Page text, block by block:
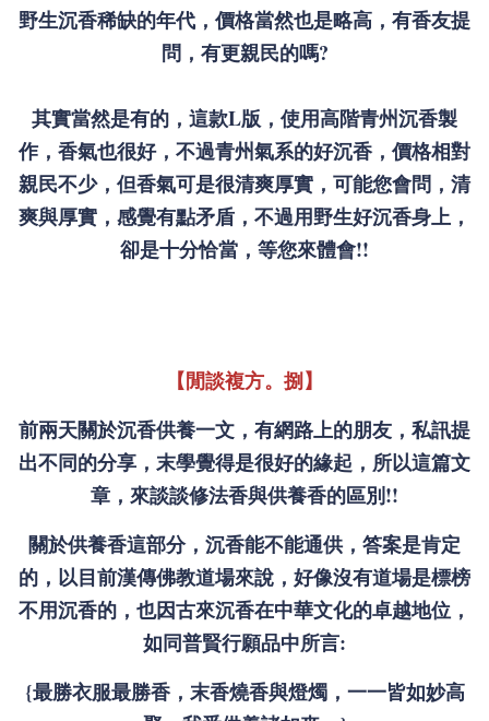
野生沉香稀缺的年代，價格當然也是略高，有香友提
問，有更親民的嗎?
其實當然是有的，這款L版，使用高階青州沉香製
作，香氣也很好，不過青州氣系的好沉香，價格相對
親民不少，但香氣可是很清爽厚實，可能您會問，清
爽與厚實，感覺有點矛盾，不過用野生好沉香身上，
卻是十分恰當，等您來體會!!
【閒談複方。捌】
前兩天關於沉香供養一文，有網路上的朋友，私訊提
出不同的分享，末學覺得是很好的緣起，所以這篇文
章，來談談修法香與供養香的區別!!
關於供養香這部分，沉香能不能通供，答案是肯定
的，以目前漢傳佛教道場來說，好像沒有道場是標榜
不用沉香的，也因古來沉香在中華文化的卓越地位，
如同普賢行願品中所言:
{最勝衣服最勝香，末香燒香與燈燭，一一皆如妙高